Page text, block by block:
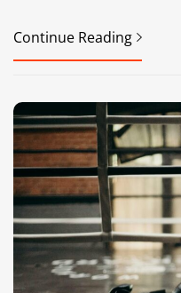
Continue Reading